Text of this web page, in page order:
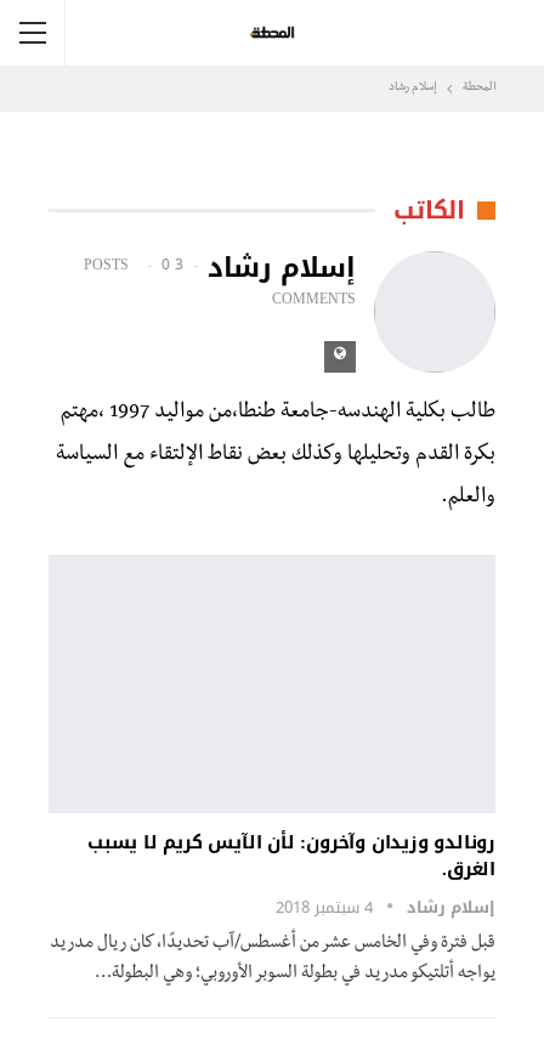
المحطة إسلام رشاد
الكاتب
إسلام رشاد 3 POSTS
0
COMMENTS
طالب بكلية الهندسه-جامعة طنطا،من مواليد 1997 ،مهتم
بكرة القدم وتحليلها وكذلك بعض نقاط الإلتقاء مع السياسة
والعلم.
رونالدو وزيدان وآخرون: لأن الآيس كريم لا يسبب
الغرق.
إسلام رشاد 4 سبتمبر 2018
قبل فترة وفي الخامس عشر من أغسطس/آب تحديدًا، كان ريال مدريد
يواجه أتلتيكو مدريد في بطولة السوبر الأوروبي؛ وهي البطولة…